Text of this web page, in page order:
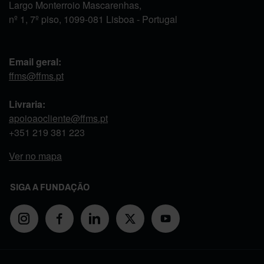
Largo Monterroio Mascarenhas,
nº 1, 7º piso, 1099-081 Lisboa - Portugal
Email geral:
ffms@ffms.pt
Livraria:
apoioaocliente@ffms.pt
+351 219 381 223
Ver no mapa
SIGA A FUNDAÇÃO